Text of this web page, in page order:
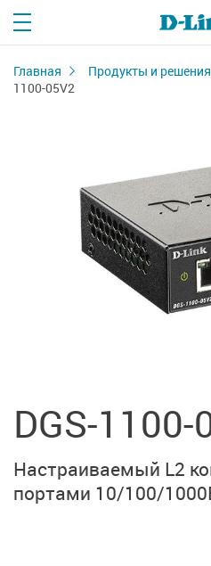
Главная Продукты и решения
1100-05V2
DGS-1100-
Настраиваемый L2
портами 10/100/